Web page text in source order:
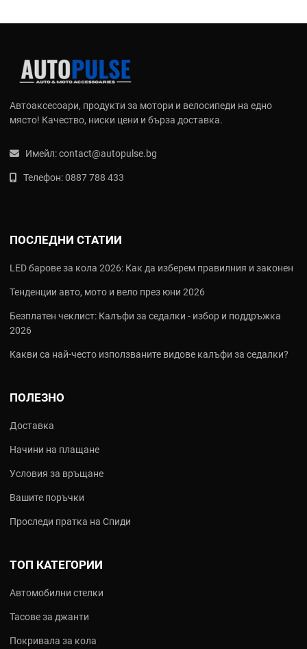
Автоаксесоари, продукти за мотори и велосипеди на едно
място! Качество, ниски цени и бърза доставка.
Имейл:contact@autopulse.bg
Телефон:0887 788 433
ПОСЛЕДНИ СТАТИИ
LED барове за кола 2026: Как да изберем правилния и законен
Тенденции авто, мото и вело през юни 2026
Безплатен чеклист: Калъфи за седалки - избор и поддръжка
2026
Какви са най‑често използваните видове калъфи за седалки?
ПОЛЕЗНО
Доставка
Начини на плащане
Условия за връщане
Вашите поръчки
Проследи пратка на Спиди
ТОП КАТЕГОРИИ
Автомобилни стелки
Тасове за джанти
Покривала за кола